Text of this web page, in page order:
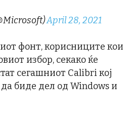
April 28, 2021
фонт, корисниците кои
избор, секако ќе
сегашниот Calibri кој
биде дел од Windows и